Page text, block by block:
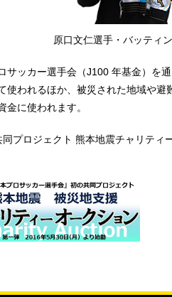
原口文仁選手・バッティ
サッカー選手会（J100 年基金）を
われるほか、被災された地域や避
に使われます。
プロジェクト 熊本地震チャリティ